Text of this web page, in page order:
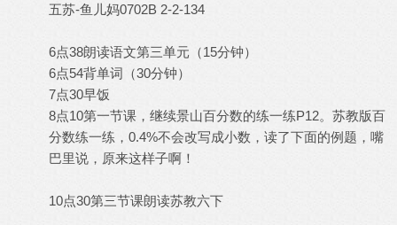
五苏-鱼儿妈0702B 2-2-134
6点38朗读语文第三单元（15分钟）
6点54背单词（30分钟）
7点30早饭
8点10第一节课，继续景山百分数的练一练P12。苏教版百
分数练一练，0.4%不会改写成小数，读了下面的例题，嘴
巴里说，原来这样子啊！
10点30第三节课朗读苏教六下